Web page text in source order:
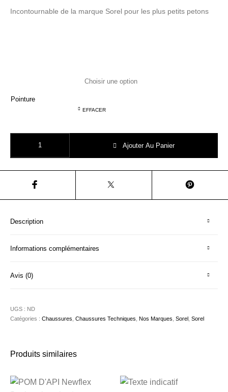
Incontournable de la marque Sorel pour les plus petits petons
Pointure
EFFACER
Ajouter Au Panier
Description
Informations complémentaires
Avis (0)
UGS : ND
Catégories :Chaussures ,Chaussures Techniques ,Nos Marques ,Sorel ,Sorel
Produits similaires